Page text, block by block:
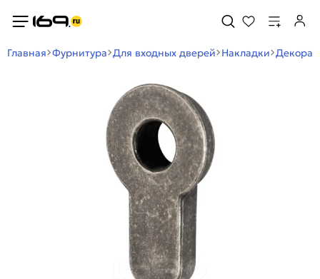
Главная Фурнитура Для входных дверей Накладки